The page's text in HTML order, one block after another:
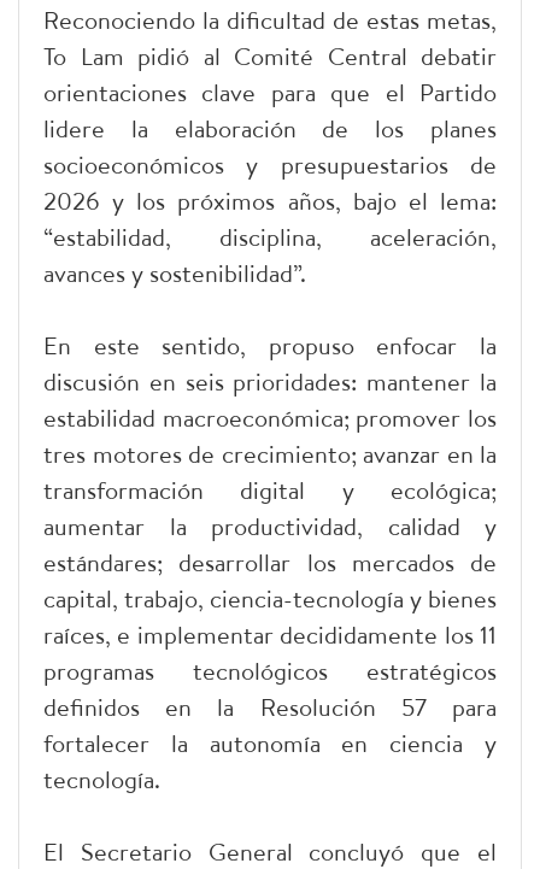
Reconociendo la dificultad de estas metas,
To Lam pidió al Comité Central debatir
orientaciones clave para que el Partido
lidere la elaboración de los planes
socioeconómicos y presupuestarios de
2026 y los próximos años, bajo el lema:
“estabilidad, disciplina, aceleración,
avances y sostenibilidad”.
En este sentido, propuso enfocar la
discusión en seis prioridades: mantener la
estabilidad macroeconómica; promover los
tres motores de crecimiento; avanzar en la
transformación digital y ecológica;
aumentar la productividad, calidad y
estándares; desarrollar los mercados de
capital, trabajo, ciencia-tecnología y bienes
raíces, e implementar decididamente los 11
programas tecnológicos estratégicos
definidos en la Resolución 57 para
fortalecer la autonomía en ciencia y
tecnología.
El Secretario General concluyó que el